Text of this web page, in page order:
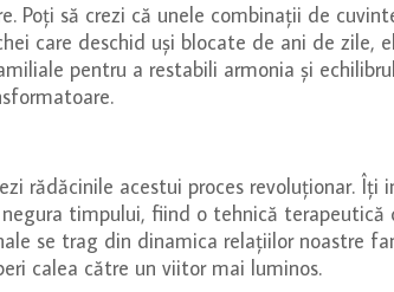
Poți să crezi că unele combinații de
care deschid uși blocate de ani de zile,
pentru a restabili armonia și
rădăcinile acestui proces revoluționar. Îți
timpului, fiind o tehnică
se trag din dinamica relațiilor noastre
calea către un viitor mai luminos.